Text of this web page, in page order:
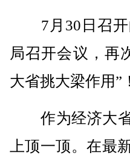
7月30日召开
局召开会议，再
大省挑大梁作用”！
作为经济大省
上顶一顶。在最